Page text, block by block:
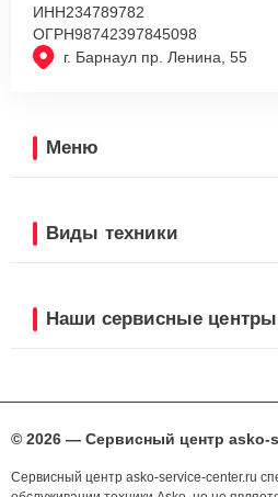
г. Барнаул пр. Ленина, 55
ИНН234789782
ОГРН98742397845098
Меню
Виды техники
Наши сервисные центры
© 2026 — Сервисный центр asko-
Сервисный центр asko-service-center.ru